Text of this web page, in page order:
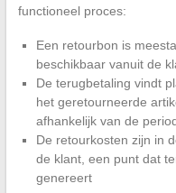
functioneel proces:
Een retourbon is
beschikbaar vanuit de
De terugbetaling vindt
het geretourneerde
afhankelijk van de
De retourkosten zijn in
de klant, een punt dat
genereert